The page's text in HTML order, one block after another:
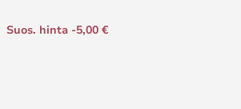
Suos. hinta -5,00 €